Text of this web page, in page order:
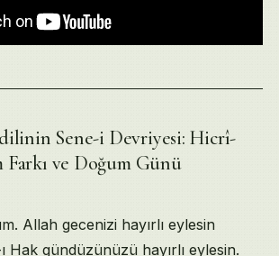
Sene-i Devriyesi: Hicrî-Milâdî Takvim
Yaratılışı: Âlemlerin Hz. Muhammed
Mührünün Öpülmesi Kısâs Hikâyesi —
— Kâfirlerin Bile Yâğmur, Kar ve
Sene-i Devriyesi: Hicrî-
ve Doğum Günü
Allah gecenizi hayırlı eylesin
Hak gündüzünüzü hayırlı eylesin.